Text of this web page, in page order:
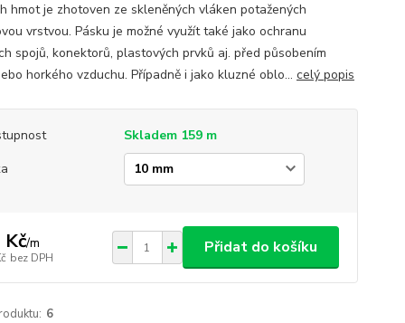
hmot je zhotoven ze skleněných vláken potažených
vrstvou. Pásku je možné využít také jako ochranu
spojů, konektorů, plastových prvků aj. před působením
horkého vzduchu. Případně i jako kluzné oblo... celý popis
Skladem 159 m
Kč/m
bez DPH
Přidat do košíku
6